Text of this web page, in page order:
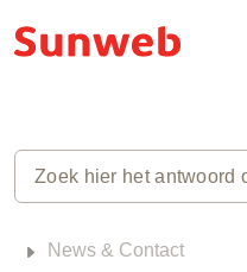
News & Contact